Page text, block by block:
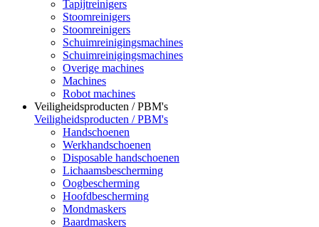
Tapijtreinigers
Stoomreinigers
Stoomreinigers
Schuimreinigingsmachines
Schuimreinigingsmachines
Overige machines
Machines
Robot machines
Veiligheidsproducten / PBM's
Veiligheidsproducten / PBM's
Handschoenen
Werkhandschoenen
Disposable handschoenen
Lichaamsbescherming
Oogbescherming
Hoofdbescherming
Mondmaskers
Baardmaskers